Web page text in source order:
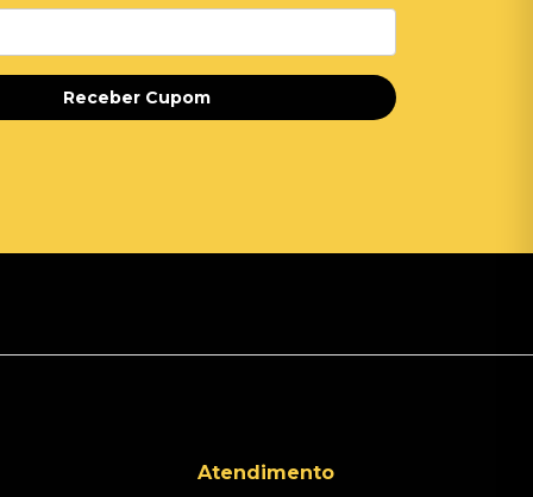
Receber Cupom
Atendimento